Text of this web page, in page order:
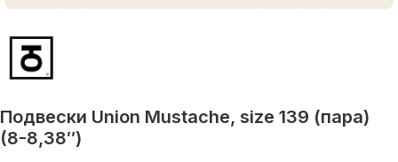
Подвески Union Mustache, size 139 (пара)
(8-8,38″)